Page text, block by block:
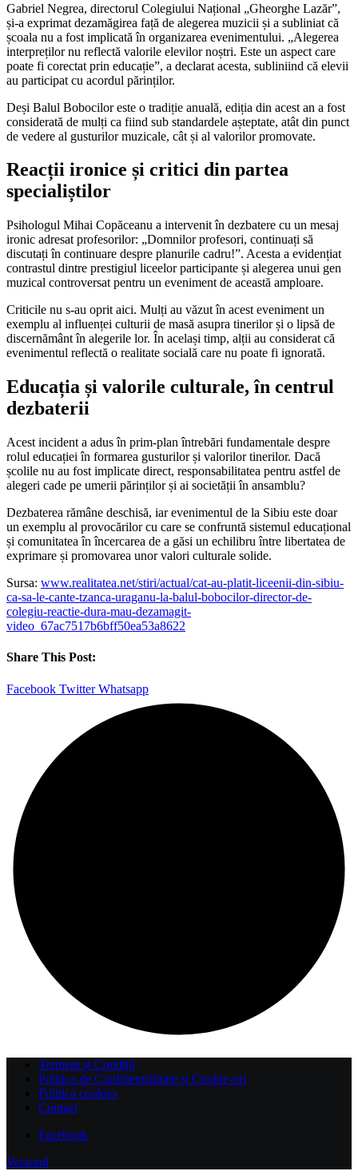
Gabriel Negrea, directorul Colegiului Național „Gheorghe Lazăr”,
și-a exprimat dezamăgirea față de alegerea muzicii și a subliniat că
școala nu a fost implicată în organizarea evenimentului. „Alegerea
interpreților nu reflectă valorile elevilor noștri. Este un aspect care
poate fi corectat prin educație”, a declarat acesta, subliniind că elevii
au participat cu acordul părinților.
Deși Balul Bobocilor este o tradiție anuală, ediția din acest an a fost
considerată de mulți ca fiind sub standardele așteptate, atât din punct
de vedere al gusturilor muzicale, cât și al valorilor promovate.
Reacții ironice și critici din partea
specialiștilor
Psihologul Mihai Copăceanu a intervenit în dezbatere cu un mesaj
ironic adresat profesorilor: „Domnilor profesori, continuați să
discutați în continuare despre planurile cadru!”. Acesta a evidențiat
contrastul dintre prestigiul liceelor participante și alegerea unui gen
muzical controversat pentru un eveniment de această amploare.
Criticile nu s-au oprit aici. Mulți au văzut în acest eveniment un
exemplu al influenței culturii de masă asupra tinerilor și o lipsă de
discernământ în alegerile lor. În același timp, alții au considerat că
evenimentul reflectă o realitate socială care nu poate fi ignorată.
Educația și valorile culturale, în centrul
dezbaterii
Acest incident a adus în prim-plan întrebări fundamentale despre
rolul educației în formarea gusturilor și valorilor tinerilor. Dacă
școlile nu au fost implicate direct, responsabilitatea pentru astfel de
alegeri cade pe umerii părinților și ai societății în ansamblu?
Dezbaterea rămâne deschisă, iar evenimentul de la Sibiu este doar
un exemplu al provocărilor cu care se confruntă sistemul educațional
și comunitatea în încercarea de a găsi un echilibru între libertatea de
exprimare și promovarea unor valori culturale solide.
Sursa: www.realitatea.net/stiri/actual/cat-au-platit-liceenii-din-sibiu-
ca-sa-le-cante-tzanca-uraganu-la-balul-bobocilor-director-de-
colegiu-reactie-dura-mau-dezamagit-
video_67ac7517b6bff50ea53a8622
Share This Post:
Facebook Twitter Whatsapp
Termeni și Condiții
Politica de Confidențialitate și Cookie-uri
Politica cookies
Contact
Facebook
Vectorul